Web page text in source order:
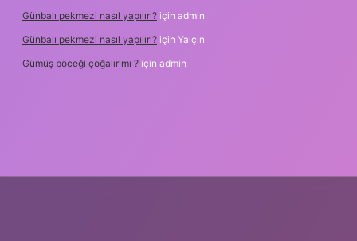
Günbalı pekmezi nasıl yapılır ? için admin
Günbalı pekmezi nasıl yapılır ? için Yalçın
Gümüş böceği çoğalır mı ? için admin